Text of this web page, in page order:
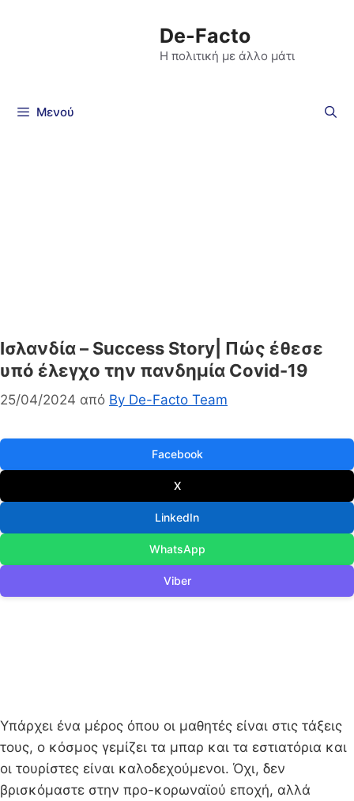
De-Facto
Η πολιτική με άλλο μάτι
Μενού
Ισλανδία – Success Story| Πώς έθεσε
υπό έλεγχο την πανδημία Covid-19
25/04/2024 από By De-Facto Team
Facebook
X
LinkedIn
WhatsApp
Viber
Υπάρχει ένα μέρος όπου οι μαθητές είναι στις τάξεις
τους, ο κόσμος γεμίζει τα μπαρ και τα εστιατόρια και
οι τουρίστες είναι καλοδεχούμενοι. Όχι, δεν
βρισκόμαστε στην προ-κορωναϊού εποχή, αλλά